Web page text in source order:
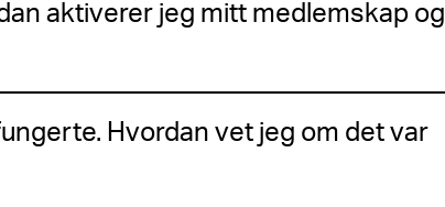
aktiverer jeg mitt medlemskap og
Hvordan vet jeg om det var